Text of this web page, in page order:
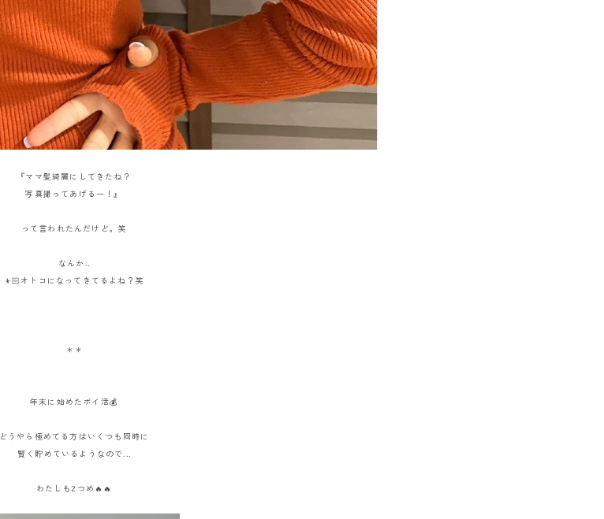
『ママ髪綺麗にしてきたね？
写真撮ってあげるー！』
って言われたんだけど。笑
なんか..
👦🏻オトコになってきてるよね？笑
＊＊
年末に始めたポイ活💰
どうやら極めてる方はいくつも同時に
賢く貯めているようなので...
わたしも2つめ🔥🔥